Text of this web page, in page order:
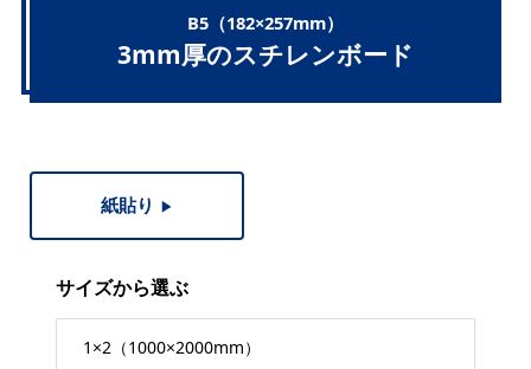
B5（182×257mm）
3mm厚のスチレンボード
紙貼り ▶︎
サイズから選ぶ
1×2（1000×2000mm）